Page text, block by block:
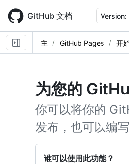
main
content
GitHub 文档 Version:
主 GitHub Pages 开
为您的
你可以将你的
发布，也可以编
谁可以使用此功能？